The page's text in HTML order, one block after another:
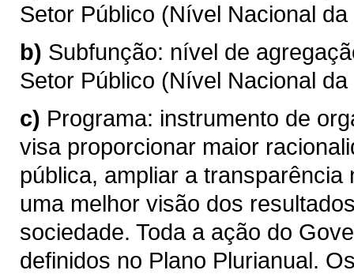
Setor Público (Nível Nacional
b) Subfunção: nível de
Setor Público (Nível Nacional
c) Programa: instrumento de
visa proporcionar maior
pública, ampliar a
uma melhor visão dos
sociedade. Toda a ação do
definidos no Plano Plurianual.